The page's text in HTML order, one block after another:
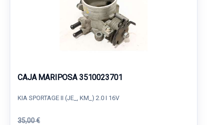
CAJA MARIPOSA 3510023701
KIA SPORTAGE II (JE_, KM_) 2.0 I 16V
35,00 €